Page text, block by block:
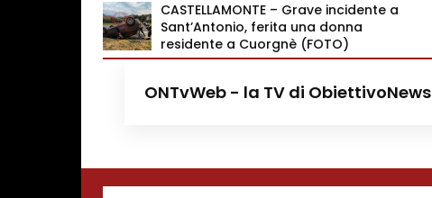
Contatti
CASTELLAMONTE – Grave incidente a
Sant’Antonio, ferita una donna
residente a Cuorgnè (FOTO)
ONTvWeb - la TV di ObiettivoNews